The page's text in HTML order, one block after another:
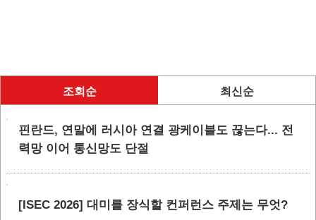
조회순 최신순
핀란드, 연말에 러시아 연결 광케이블도 끊는다... 전
력망 이어 통신망도 단절
[ISEC 2026] 대미를 장식할 컨퍼런스 주제는 무엇?